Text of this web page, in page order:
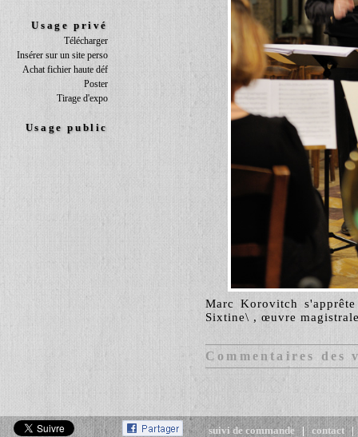
Usage privé
Télécharger
Insérer sur un site perso
Achat fichier haute déf
Poster
Tirage d'expo
Usage public
Marc Korovitch
Sixtine\ , œuvre
Commentaires des
suivi de commande | contact